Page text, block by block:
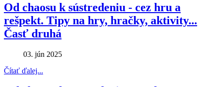
Od chaosu k sústredeniu - cez hru a
rešpekt. Tipy na hry, hračky, aktivity...
Časť druhá
03. jún 2025
Čítať ďalej...